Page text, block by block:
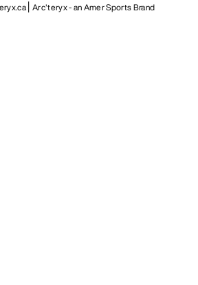
Arc'teryx - an Amer Sports Brand